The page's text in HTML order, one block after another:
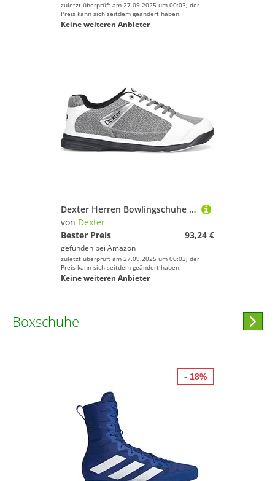
zuletzt überprüft am 27.09.2025 um 00:03; der
Preis kann sich seitdem geändert haben.
Keine weiteren Anbieter
Dexter Herren Bowlingschuhe Wyoming - Lt Grey/White 12
von Dexter
Bester Preis
93,24 €
gefunden bei Amazon
zuletzt überprüft am 27.09.2025 um 00:03; der
Preis kann sich seitdem geändert haben.
Keine weiteren Anbieter
Boxschuhe
- 18%